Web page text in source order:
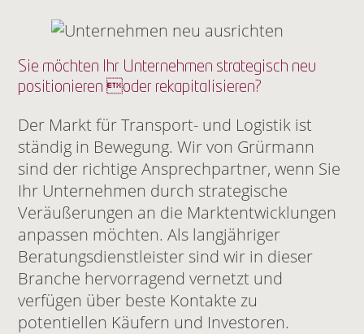
Sie möchten Ihr Unternehmen strategisch neu
positionieren oder rekapitalisieren?
Der Markt für Transport- und Logistik ist
ständig in Bewegung. Wir von Grürmann
sind der richtige Ansprechpartner, wenn Sie
Ihr Unternehmen durch strategische
Veräußerungen an die Marktentwicklungen
anpassen möchten. Als langjähriger
Beratungsdienstleister sind wir in dieser
Branche hervorragend vernetzt und
verfügen über beste Kontakte zu
potentiellen Käufern und Investoren.